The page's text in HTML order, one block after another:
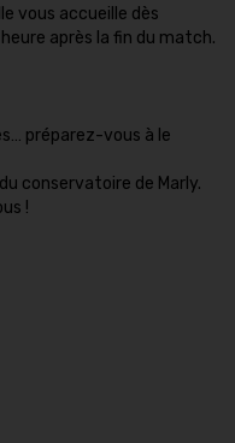
vous accueille dès
heure après la fin du match.
préparez-vous à le
conservatoire de Marly.
!